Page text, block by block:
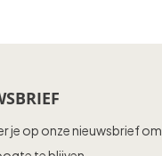
je op onze nieuwsbrief om